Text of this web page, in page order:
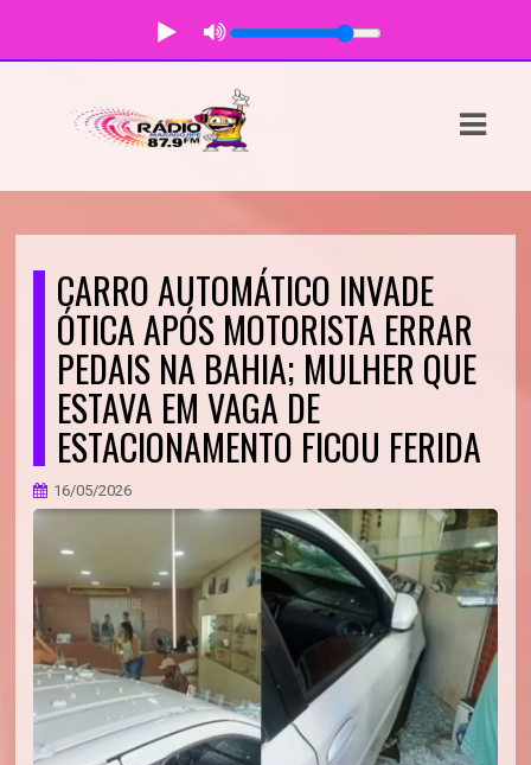
CARRO AUTOMÁTICO INVADE
ÓTICA APÓS MOTORISTA ERRAR
PEDAIS NA BAHIA; MULHER QUE
ESTAVA EM VAGA DE
ESTACIONAMENTO FICOU FERIDA
16/05/2026